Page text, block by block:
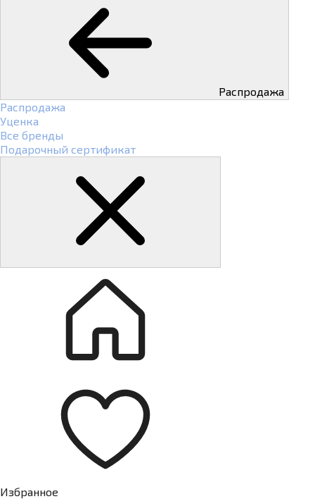
Распродажа
Распродажа
Уценка
Все бренды
Подарочный сертификат
Избранное